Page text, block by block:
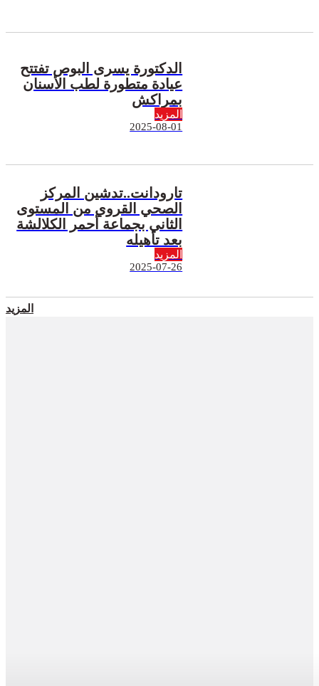
الدكتورة يسرى البوص تفتتح
عيادة متطورة لطب الأسنان
بمراكش
المزيد
2025-08-01
تارودانت..تدشين المركز
الصحي القروي من المستوى
الثاني بجماعة أحمر الكلالشة
بعد تأهيله
المزيد
2025-07-26
المزيد